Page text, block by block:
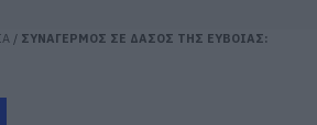
/ ΣΥΝΑΓΕΡΜΟΣ ΣΕ ΔΑΣΟΣ ΤΗΣ ΕΥΒΟΙΑΣ: